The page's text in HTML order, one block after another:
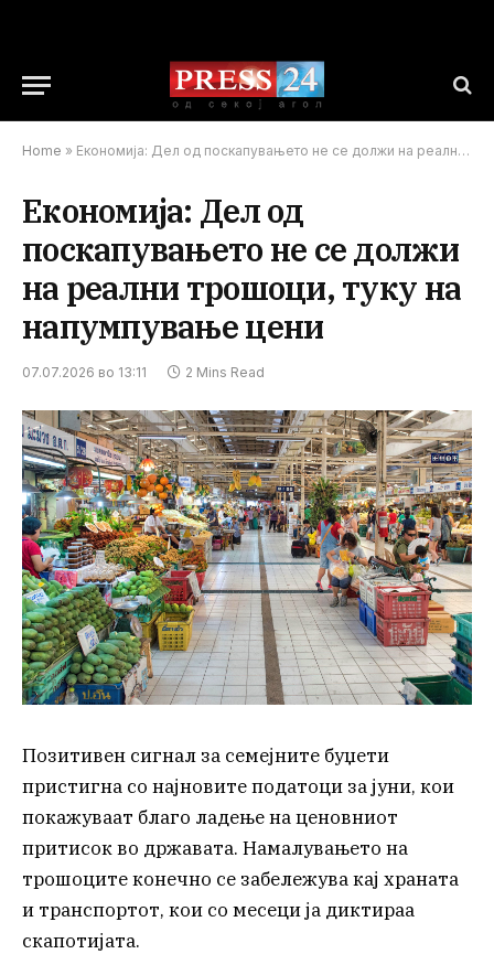
Home » Економија: Дел од поскапувањето не се должи на реални трошоци, туку на напумпување цени
Економија: Дел од
поскапувањето не се должи
на реални трошоци, туку на
напумпување цени
07.07.2026 во 13:11 2 Mins Read
Позитивен сигнал за семејните буџети
пристигна со најновите податоци за јуни, кои
покажуваат благо ладење на ценовниот
притисок во државата. Намалувањето на
трошоците конечно се забележува кај храната
и транспортот, кои со месеци ја диктираа
скапотијата.